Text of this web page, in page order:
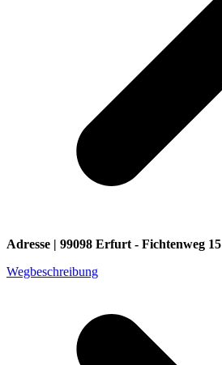
Adresse | 99098 Erfurt - Fichtenweg 15
Wegbeschreibung